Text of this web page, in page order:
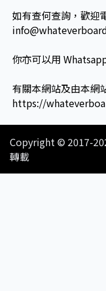
如有查何查詢，歡迎
你亦可以用
有關本網站及由本網
https://
Copyright © 2017-
轉載